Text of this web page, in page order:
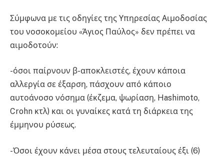
Σύμφωνα με τις οδηγίες της Υπηρεσίας Αιμοδοσίας
του νοσοκομείου «Άγιος Παύλος» δεν πρέπει να
αιμοδοτούν:
-όσοι παίρνουν β-αποκλειστές, έχουν κάποια
αλλεργία σε έξαρση, πάσχουν από κάποιο
αυτοάνοσο νόσημα (έκζεμα, ψωρίαση, Hashimoto,
Crohn κτλ) και οι γυναίκες κατά τη διάρκεια της
έμμηνου ρύσεως.
-Όσοι έχουν κάνει μέσα στους τελευταίους έξι (6)